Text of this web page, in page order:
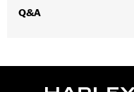
complete
TACCO: 3,8 cm
Q&A